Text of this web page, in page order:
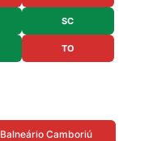
SC
TO
Balneário Camboriú